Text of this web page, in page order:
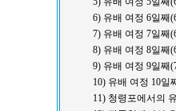
6) 유배 여정 6일째
7) 유배 여정 7일째
8) 유배 여정 8일째
9) 유배 여정 9일째
10) 유배 여정 10일
11) 청령포에서의